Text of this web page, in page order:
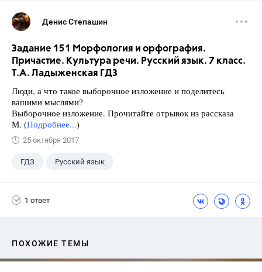
Денис Степашин
Задание 151 Морфология и орфография.
Причастие. Культура речи. Русский язык. 7 класс.
Т.А. Ладыженская ГДЗ
Люди, а что такое выборочное изложение и поделитесь
вашими мыслями?
Выборочное изложение. Прочитайте отрывок из рассказа
М. (Подробнее...)
25 октября 2017
ГДЗ Русский язык
1 ответ
ПОХОЖИЕ ТЕМЫ